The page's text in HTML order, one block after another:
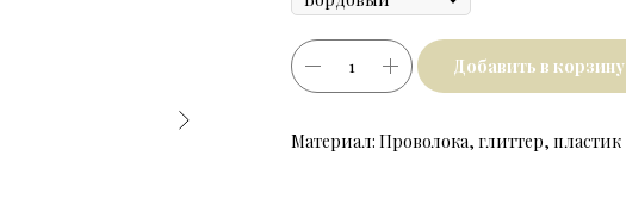
Добавить в корзину
Материал: Проволока, глиттер, пластик